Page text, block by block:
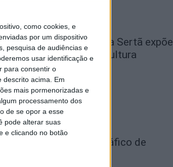
como cookies, e
por um dispositivo
pesquisa de audiências e
usar identificação e
para consentir o
descrito acima. Em
mais pormenorizadas e
processamento dos
de se opor a esse
pode alterar suas
e clicando no botão
Academia Sénior da Sertã expõe
artes na Casa da Cultura
7 de Agosto, 2026
Dois detidos por tráfico de